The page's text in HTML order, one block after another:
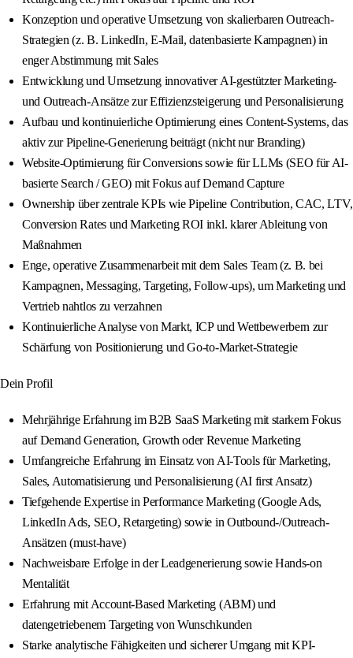
Konzeption und operative Umsetzung von skalierbaren Outreach-
Strategien (z. B. LinkedIn, E-Mail, datenbasierte Kampagnen) in
enger Abstimmung mit Sales
Entwicklung und Umsetzung innovativer AI-gestützter Marketing-
und Outreach-Ansätze zur Effizienzsteigerung und Personalisierung
Aufbau und kontinuierliche Optimierung eines Content-Systems, das
aktiv zur Pipeline-Generierung beiträgt (nicht nur Branding)
Website-Optimierung für Conversions sowie für LLMs (SEO für AI-
basierte Search / GEO) mit Fokus auf Demand Capture
Ownership über zentrale KPIs wie Pipeline Contribution, CAC, LTV,
Conversion Rates und Marketing ROI inkl. klarer Ableitung von
Maßnahmen
Enge, operative Zusammenarbeit mit dem Sales Team (z. B. bei
Kampagnen, Messaging, Targeting, Follow-ups), um Marketing und
Vertrieb nahtlos zu verzahnen
Kontinuierliche Analyse von Markt, ICP und Wettbewerbern zur
Schärfung von Positionierung und Go-to-Market-Strategie
Dein Profil
Mehrjährige Erfahrung im B2B SaaS Marketing mit starkem Fokus
auf Demand Generation, Growth oder Revenue Marketing
Umfangreiche Erfahrung im Einsatz von AI-Tools für Marketing,
Sales, Automatisierung und Personalisierung (AI first Ansatz)
Tiefgehende Expertise in Performance Marketing (Google Ads,
LinkedIn Ads, SEO, Retargeting) sowie in Outbound-/Outreach-
Ansätzen (must-have)
Nachweisbare Erfolge in der Leadgenerierung sowie Hands-on
Mentalität
Erfahrung mit Account-Based Marketing (ABM) und
datengetriebenem Targeting von Wunschkunden
Starke analytische Fähigkeiten und sicherer Umgang mit KPI-